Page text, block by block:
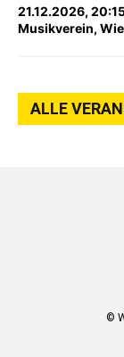
21.12.2026,
Musikverein,
ALLE
©